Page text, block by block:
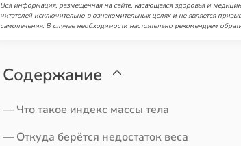
Вся информация, размещенная на сайте, касающаяся здоровья и
читателей исключительно в ознакомительных целях и не является
самолечения. В случае необходимости настоятельно рекомендуем
Содержание
— Что такое индекс массы тела
— Откуда берётся недостаток веса